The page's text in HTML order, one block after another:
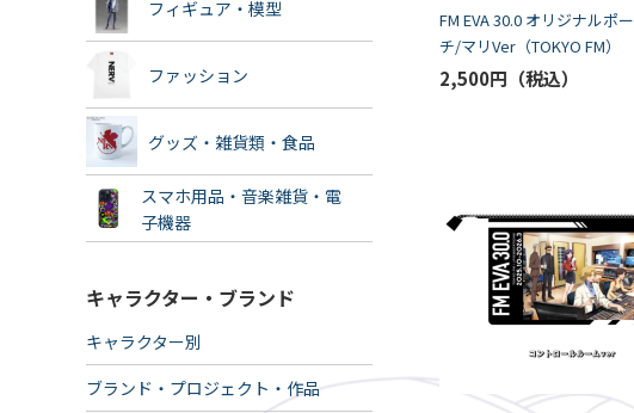
フィギュア・模型
ファッション
グッズ・雑貨類・食品
スマホ用品・音楽雑貨・電
子機器
キャラクター・ブランド
キャラクター別
ブランド・プロジェクト・作品
FM EVA 30.0 オリジナルポー
チ/マリVer（TOKYO FM）
2,500円